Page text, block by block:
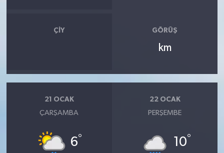
ÇIY GÖRÜŞ
km
21 OCAK
ÇARŞAMBA
6°
22 OCAK
PERŞEMBE
10°